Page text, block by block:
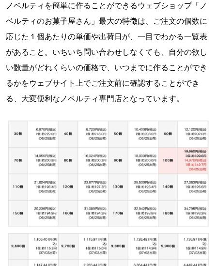
ノベルティを簡単に作ることができるウェブショップ「ノ
ベルティのお菓子屋さん」最大の特徴は、ご注文の個数に
応じた１個あたりの単価や出荷日が、一目でわかる一覧表
があること。いちいち問い合わせしなくても、自分の欲し
い数量がどれくらいの価格で、いつまでに作ることができ
るかをウェブサイト上でご注文前に確認することができ
る、大変便利なノベルティ専門店となっています。